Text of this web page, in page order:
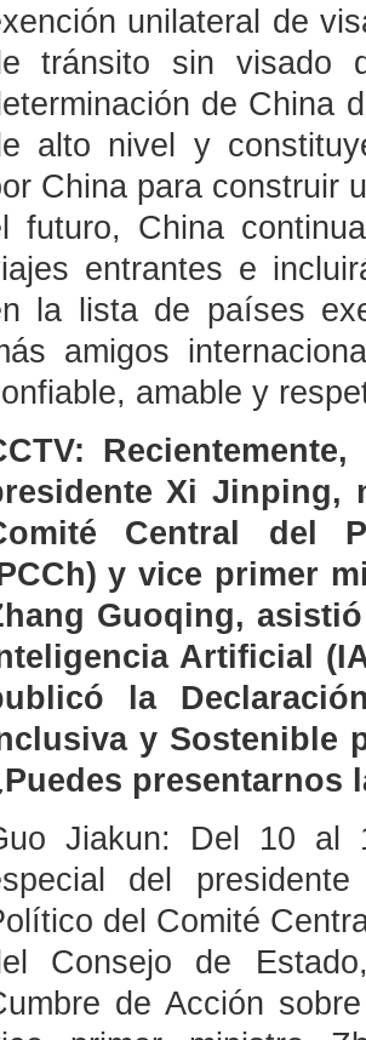
unilateral de
tránsito sin visado
de China
alto nivel y
China para construir
futuro, China
entrantes e
la lista de países
amigos
amable y
Xi Jinping,
Central del
y vice primer
Guoqing,
Artificial
la
y Sostenible
presentarnos
Jiakun: Del 10 al
del
del Comité
Consejo de
de Acción